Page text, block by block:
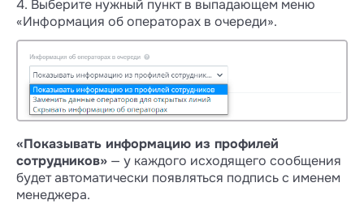
4. Выберите нужный пункт в выпадающем меню
«Информация об операторах в очереди».
«Показывать информацию из профилей
сотрудников» — у каждого исходящего сообщения
будет автоматически появляться подпись с именем
менеджера.